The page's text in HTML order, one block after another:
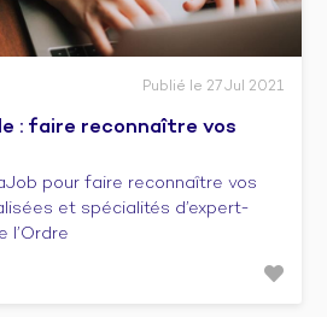
Publié le 27 Jul 2021
: faire reconnaître vos
pour faire reconnaître vos
et spécialités d’expert-
l’Ordre